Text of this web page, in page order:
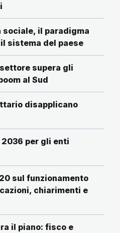
il paradigma
sistema del paese
supera gli
al Sud
disapplicano
per gli enti
sul funzionamento
chiarimenti e
il piano: fisco e